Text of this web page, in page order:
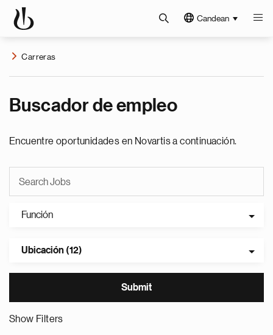
Candean
Carreras
Buscador de empleo
Encuentre oportunidades en Novartis a continuación.
Función
Ubicación (12)
Show Filters